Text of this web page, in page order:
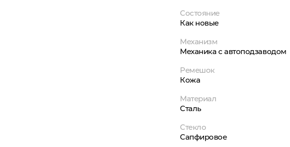
Состояние
Как новые
Механизм
Механика с автоподзаводом
Ремешок
Кожа
Материал
Сталь
Стекло
Сапфировое